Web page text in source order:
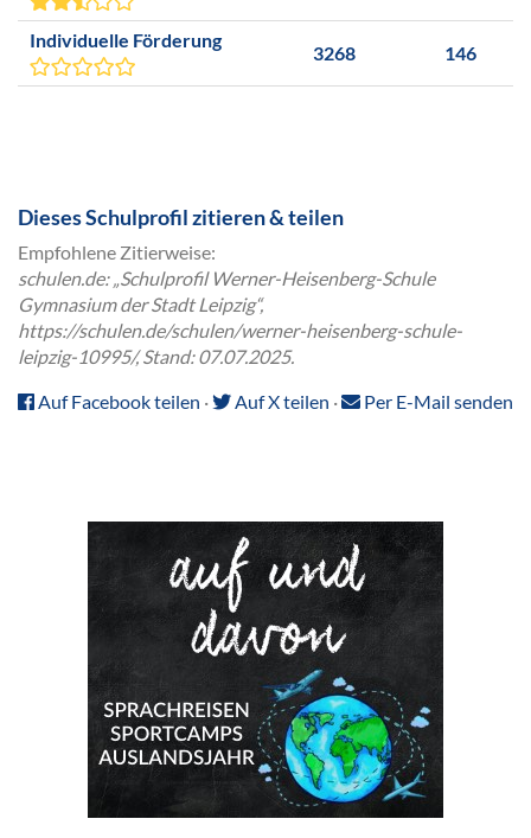
Individuelle Förderung
3268 146
Dieses Schulprofil zitieren & teilen
Empfohlene Zitierweise:
schulen.de: „Schulprofil Werner-Heisenberg-Schule
Gymnasium der Stadt Leipzig“,
https://schulen.de/schulen/werner-heisenberg-schule-
leipzig-10995/, Stand: 07.07.2025.
Auf Facebook teilen · Auf X teilen · Per E-Mail senden